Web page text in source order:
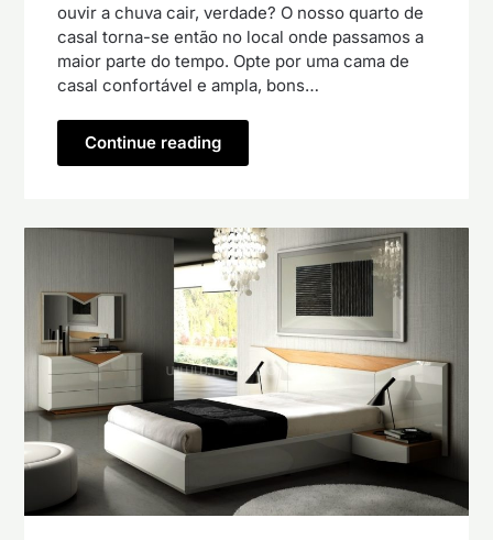
ouvir a chuva cair, verdade? O nosso quarto de
casal torna-se então no local onde passamos a
maior parte do tempo. Opte por uma cama de
casal confortável e ampla, bons…
Continue reading